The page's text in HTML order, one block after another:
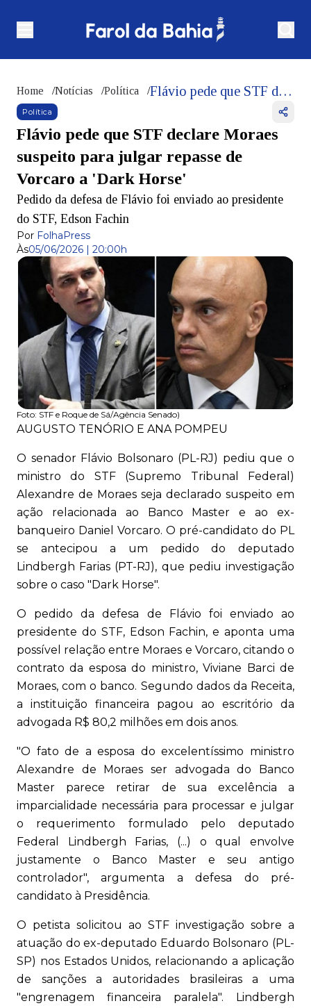
Home /Notícias /Política / Flávio pede que STF declare Moraes suspeito para julgar repasse de Vorcaro a 'Dark Horse'
Política
Flávio pede que STF declare Moraes
suspeito para julgar repasse de
Vorcaro a 'Dark Horse'
Pedido da defesa de Flávio foi enviado ao presidente
do STF, Edson Fachin
Por FolhaPress
Às05/06/2026 | 20:00h
Foto: STF e Roque de Sá/Agência Senado)
AUGUSTO TENÓRIO E ANA POMPEU
O senador Flávio Bolsonaro (PL-RJ) pediu que o
ministro do STF (Supremo Tribunal Federal)
Alexandre de Moraes seja declarado suspeito em
ação relacionada ao Banco Master e ao ex-
banqueiro Daniel Vorcaro. O pré-candidato do PL
se antecipou a um pedido do deputado
Lindbergh Farias (PT-RJ), que pediu investigação
sobre o caso "Dark Horse".
O pedido da defesa de Flávio foi enviado ao
presidente do STF, Edson Fachin, e aponta uma
possível relação entre Moraes e Vorcaro, citando o
contrato da esposa do ministro, Viviane Barci de
Moraes, com o banco. Segundo dados da Receita,
a instituição financeira pagou ao escritório da
advogada R$ 80,2 milhões em dois anos.
"O fato de a esposa do excelentíssimo ministro
Alexandre de Moraes ser advogada do Banco
Master parece retirar de sua excelência a
imparcialidade necessária para processar e julgar
o requerimento formulado pelo deputado
Federal Lindbergh Farias, (...) o qual envolve
justamente o Banco Master e seu antigo
controlador", argumenta a defesa do pré-
candidato à Presidência.
O petista solicitou ao STF investigação sobre a
atuação do ex-deputado Eduardo Bolsonaro (PL-
SP) nos Estados Unidos, relacionando a aplicação
de sanções a autoridades brasileiras a uma
"engrenagem financeira paralela". Lindbergh